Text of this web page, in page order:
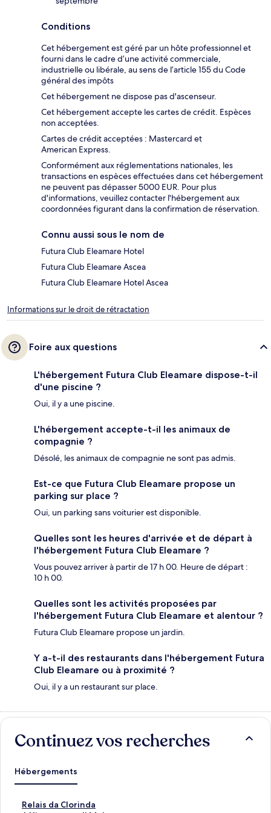
Conditions
Cet hébergement est géré par un hôte professionnel et
fourni dans le cadre d’une activité commerciale,
industrielle ou libérale, au sens de l’article 155 du Code
général des impôts
Cet hébergement ne dispose pas d'ascenseur.
Cet hébergement accepte les cartes de crédit. Espèces
non acceptées.
Cartes de crédit acceptées : Mastercard et
American Express.
Conformément aux réglementations nationales, les
transactions en espèces effectuées dans cet hébergement
ne peuvent pas dépasser 5000 EUR. Pour plus
d'informations, veuillez contacter l'hébergement aux
coordonnées figurant dans la confirmation de réservation.
Connu aussi sous le nom de
Futura Club Eleamare Hotel
Futura Club Eleamare Ascea
Futura Club Eleamare Hotel Ascea
Informations sur le droit de rétractation
Foire aux questions
L'hébergement Futura Club Eleamare dispose-t-il
d'une piscine ?
Oui, il y a une piscine.
L'hébergement accepte-t-il les animaux de
compagnie ?
Désolé, les animaux de compagnie ne sont pas admis.
Est-ce que Futura Club Eleamare propose un
parking sur place ?
Oui, un parking sans voiturier est disponible.
Quelles sont les heures d'arrivée et de départ à
l'hébergement Futura Club Eleamare ?
Vous pouvez arriver à partir de 17 h 00. Heure de départ :
10 h 00.
Quelles sont les activités proposées par
l'hébergement Futura Club Eleamare et alentour ?
Futura Club Eleamare propose un jardin.
Y a-t-il des restaurants dans l'hébergement Futura
Club Eleamare ou à proximité ?
Oui, il y a un restaurant sur place.
Continuez vos recherches
Hébergements
Relais da Clorinda
L